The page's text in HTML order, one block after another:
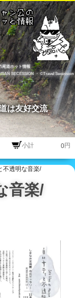
尾道ホット情報
SECESSION
・©Travel Secession
円
は友好交流
不透明な音楽/
音楽/